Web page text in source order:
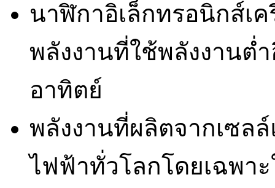
นาฬิกาอิเล็กทรอนิกส์เ
พลังงานที่ใช้พลังงานต่
อาทิตย์
พลังงานที่ผลิตจากเซล
ไฟฟ้าทั่วโลกโดยเฉพา